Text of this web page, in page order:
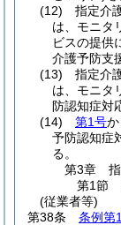
(12)
指定介
は、モニタ
ビスの提供
介護予防支
(13)
指定介
は、モニタ
防認知症対
(14)
第1号か
予防認知症
る。
第3章
第1節
(従業者等)
第38条
条例第